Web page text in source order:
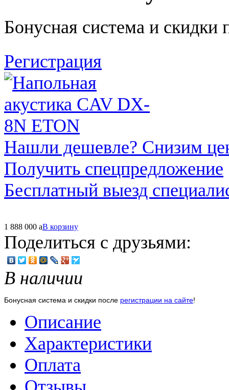
Бонусная система и скидки
Регистрация
Нашли дешевле? Снизим
Получить спецпредложение
Бесплатный выезд
1 888 000 aВ корзину
Поделиться с друзьями:
В наличии
Бонусная система и скидки после регистрации на сайте!
Описание
Характеристики
Оплата